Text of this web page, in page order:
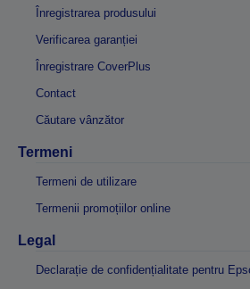
Înregistrarea produsului
Verificarea garanției
Înregistrare CoverPlus
Contact
Căutare vânzător
Termeni
Termeni de utilizare
Termenii promoțiilor online
Legal
Declarație de confidențialitate pentru